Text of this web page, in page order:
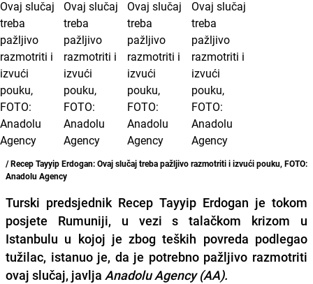
/ Recep Tayyip Erdogan: Ovaj slučaj treba pažljivo razmotriti i izvući pouku, FOTO:
Anadolu Agency
Turski predsjednik Recep Tayyip Erdogan je tokom
posjete Rumuniji, u vezi s talačkom krizom u
Istanbulu u kojoj je zbog teških povreda podlegao
tužilac, istanuo je, da je potrebno pažljivo razmotriti
ovaj slučaj, javlja Anadolu Agency (AA).